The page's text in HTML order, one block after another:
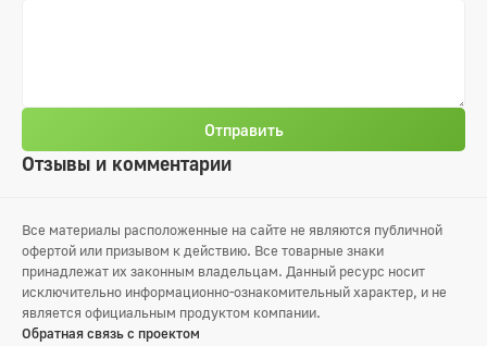
Отзывы и комментарии
Отправить
Все материалы расположенные на сайте не являются публичной
офертой или призывом к действию. Все товарные знаки
принадлежат их законным владельцам. Данный ресурс носит
исключительно информационно-ознакомительный характер, и не
является официальным продуктом компании.
Обратная связь с проектом